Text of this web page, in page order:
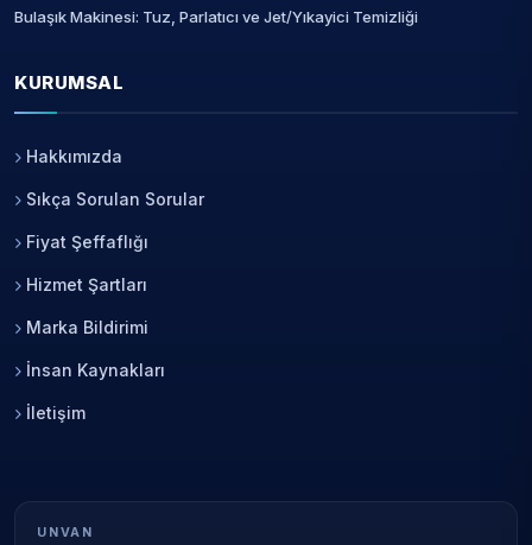
Bulaşık Makinesi: Tuz, Parlatıcı ve Jet/Yıkayici Temizliği
KURUMSAL
Hakkımızda
Sıkça Sorulan Sorular
Fiyat Şeffaflığı
Hizmet Şartları
Marka Bildirimi
İnsan Kaynakları
İletişim
UNVAN